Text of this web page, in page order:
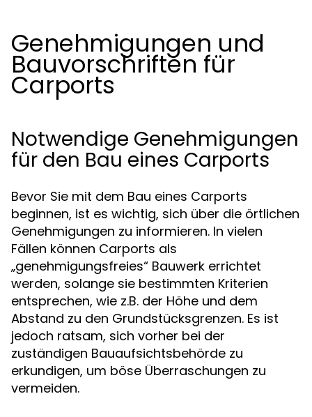
Genehmigungen und
Bauvorschriften für
Carports
Notwendige Genehmigungen
für den Bau eines Carports
Bevor Sie mit dem Bau eines Carports
beginnen, ist es wichtig, sich über die örtlichen
Genehmigungen zu informieren. In vielen
Fällen können Carports als
„genehmigungsfreies“ Bauwerk errichtet
werden, solange sie bestimmten Kriterien
entsprechen, wie z.B. der Höhe und dem
Abstand zu den Grundstücksgrenzen. Es ist
jedoch ratsam, sich vorher bei der
zuständigen Bauaufsichtsbehörde zu
erkundigen, um böse Überraschungen zu
vermeiden.